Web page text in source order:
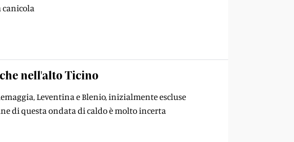
canicola
nell'alto Ticino
Leventina e Blenio, inizialmente escluse
di questa ondata di caldo è molto incerta